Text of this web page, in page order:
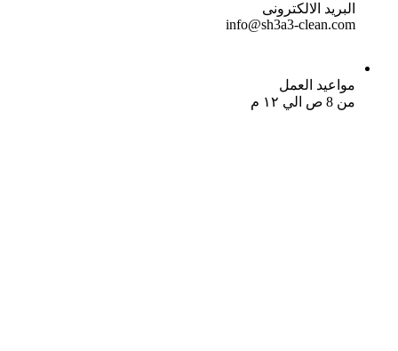
البريد الالكترونى
info@sh3a3-clean.com
مواعيد العمل
من 8 ص الي ١٢ م